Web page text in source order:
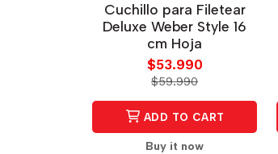
Cuchillo para Filetear
Deluxe Weber Style 16
cm Hoja
$53.990
$59.990
ADD TO CART
Buy it now